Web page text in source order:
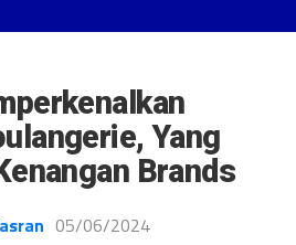
Yang
Brands
05/06/2024